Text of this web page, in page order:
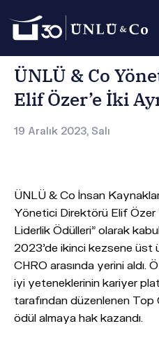
Anasayfa Basın Odası
ÜNLÜ & Co
Elif Özer’e İki
19 Aralık 2023, Salı
ÜNLÜ & Co İnsan
Yönetici Direktörü Elif Özer
Liderlik Ödülleri” olarak
2023’de ikinci kezsene üst
CHRO arasında yerini aldı.
iyi yeteneklerinin kariyer
tarafından düzenlenen Top
ödül almaya hak kazandı.